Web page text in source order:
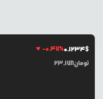
-0.47%0.1234$
23,178تومان